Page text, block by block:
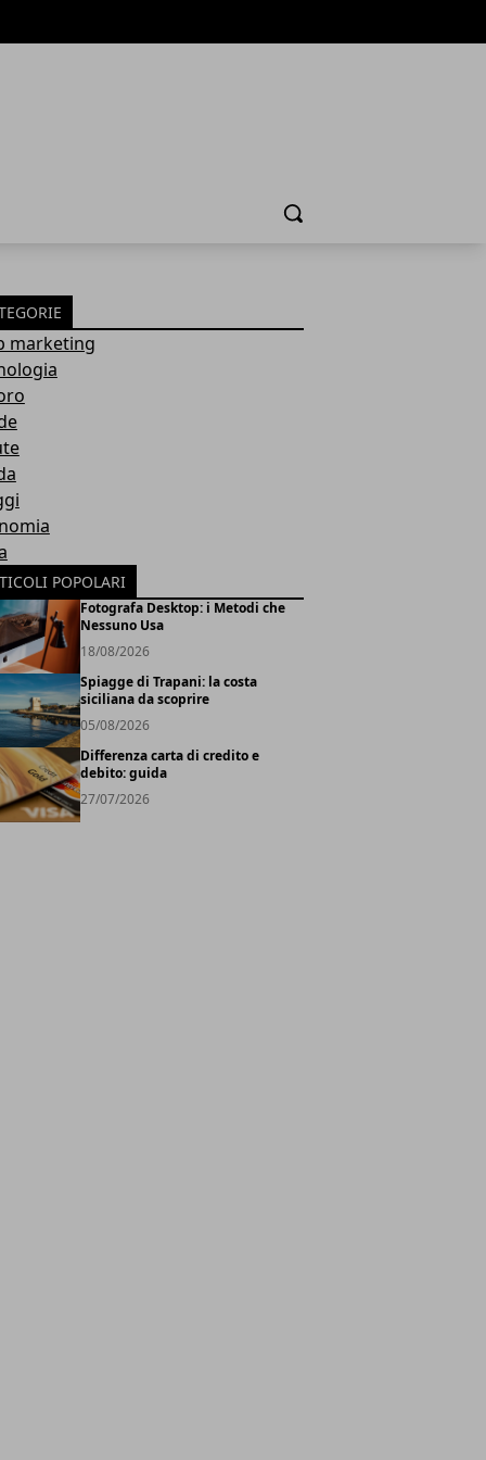
Cerca
marketing
POPOLARI
Fotografa Desktop: i Metodi che
Nessuno Usa
18/08/2026
Spiagge di Trapani: la costa
siciliana da scoprire
05/08/2026
Differenza carta di credito e
debito: guida
27/07/2026